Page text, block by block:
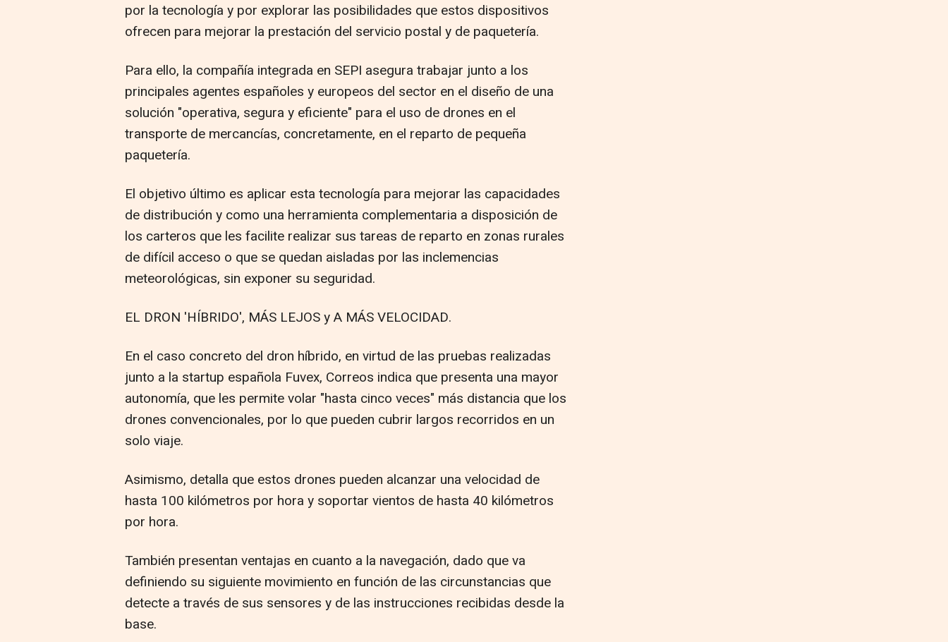
por la tecnología y por explorar las posibilidades que estos dispositivos
ofrecen para mejorar la prestación del servicio postal y de paquetería.
Para ello, la compañía integrada en SEPI asegura trabajar junto a los
principales agentes españoles y europeos del sector en el diseño de una
solución "operativa, segura y eficiente" para el uso de drones en el
transporte de mercancías, concretamente, en el reparto de pequeña
paquetería.
El objetivo último es aplicar esta tecnología para mejorar las capacidades
de distribución y como una herramienta complementaria a disposición de
los carteros que les facilite realizar sus tareas de reparto en zonas rurales
de difícil acceso o que se quedan aisladas por las inclemencias
meteorológicas, sin exponer su seguridad.
EL DRON 'HÍBRIDO', MÁS LEJOS y A MÁS VELOCIDAD.
En el caso concreto del dron híbrido, en virtud de las pruebas realizadas
junto a la startup española Fuvex, Correos indica que presenta una mayor
autonomía, que les permite volar "hasta cinco veces" más distancia que los
drones convencionales, por lo que pueden cubrir largos recorridos en un
solo viaje.
Asimismo, detalla que estos drones pueden alcanzar una velocidad de
hasta 100 kilómetros por hora y soportar vientos de hasta 40 kilómetros
por hora.
También presentan ventajas en cuanto a la navegación, dado que va
definiendo su siguiente movimiento en función de las circunstancias que
detecte a través de sus sensores y de las instrucciones recibidas desde la
base.